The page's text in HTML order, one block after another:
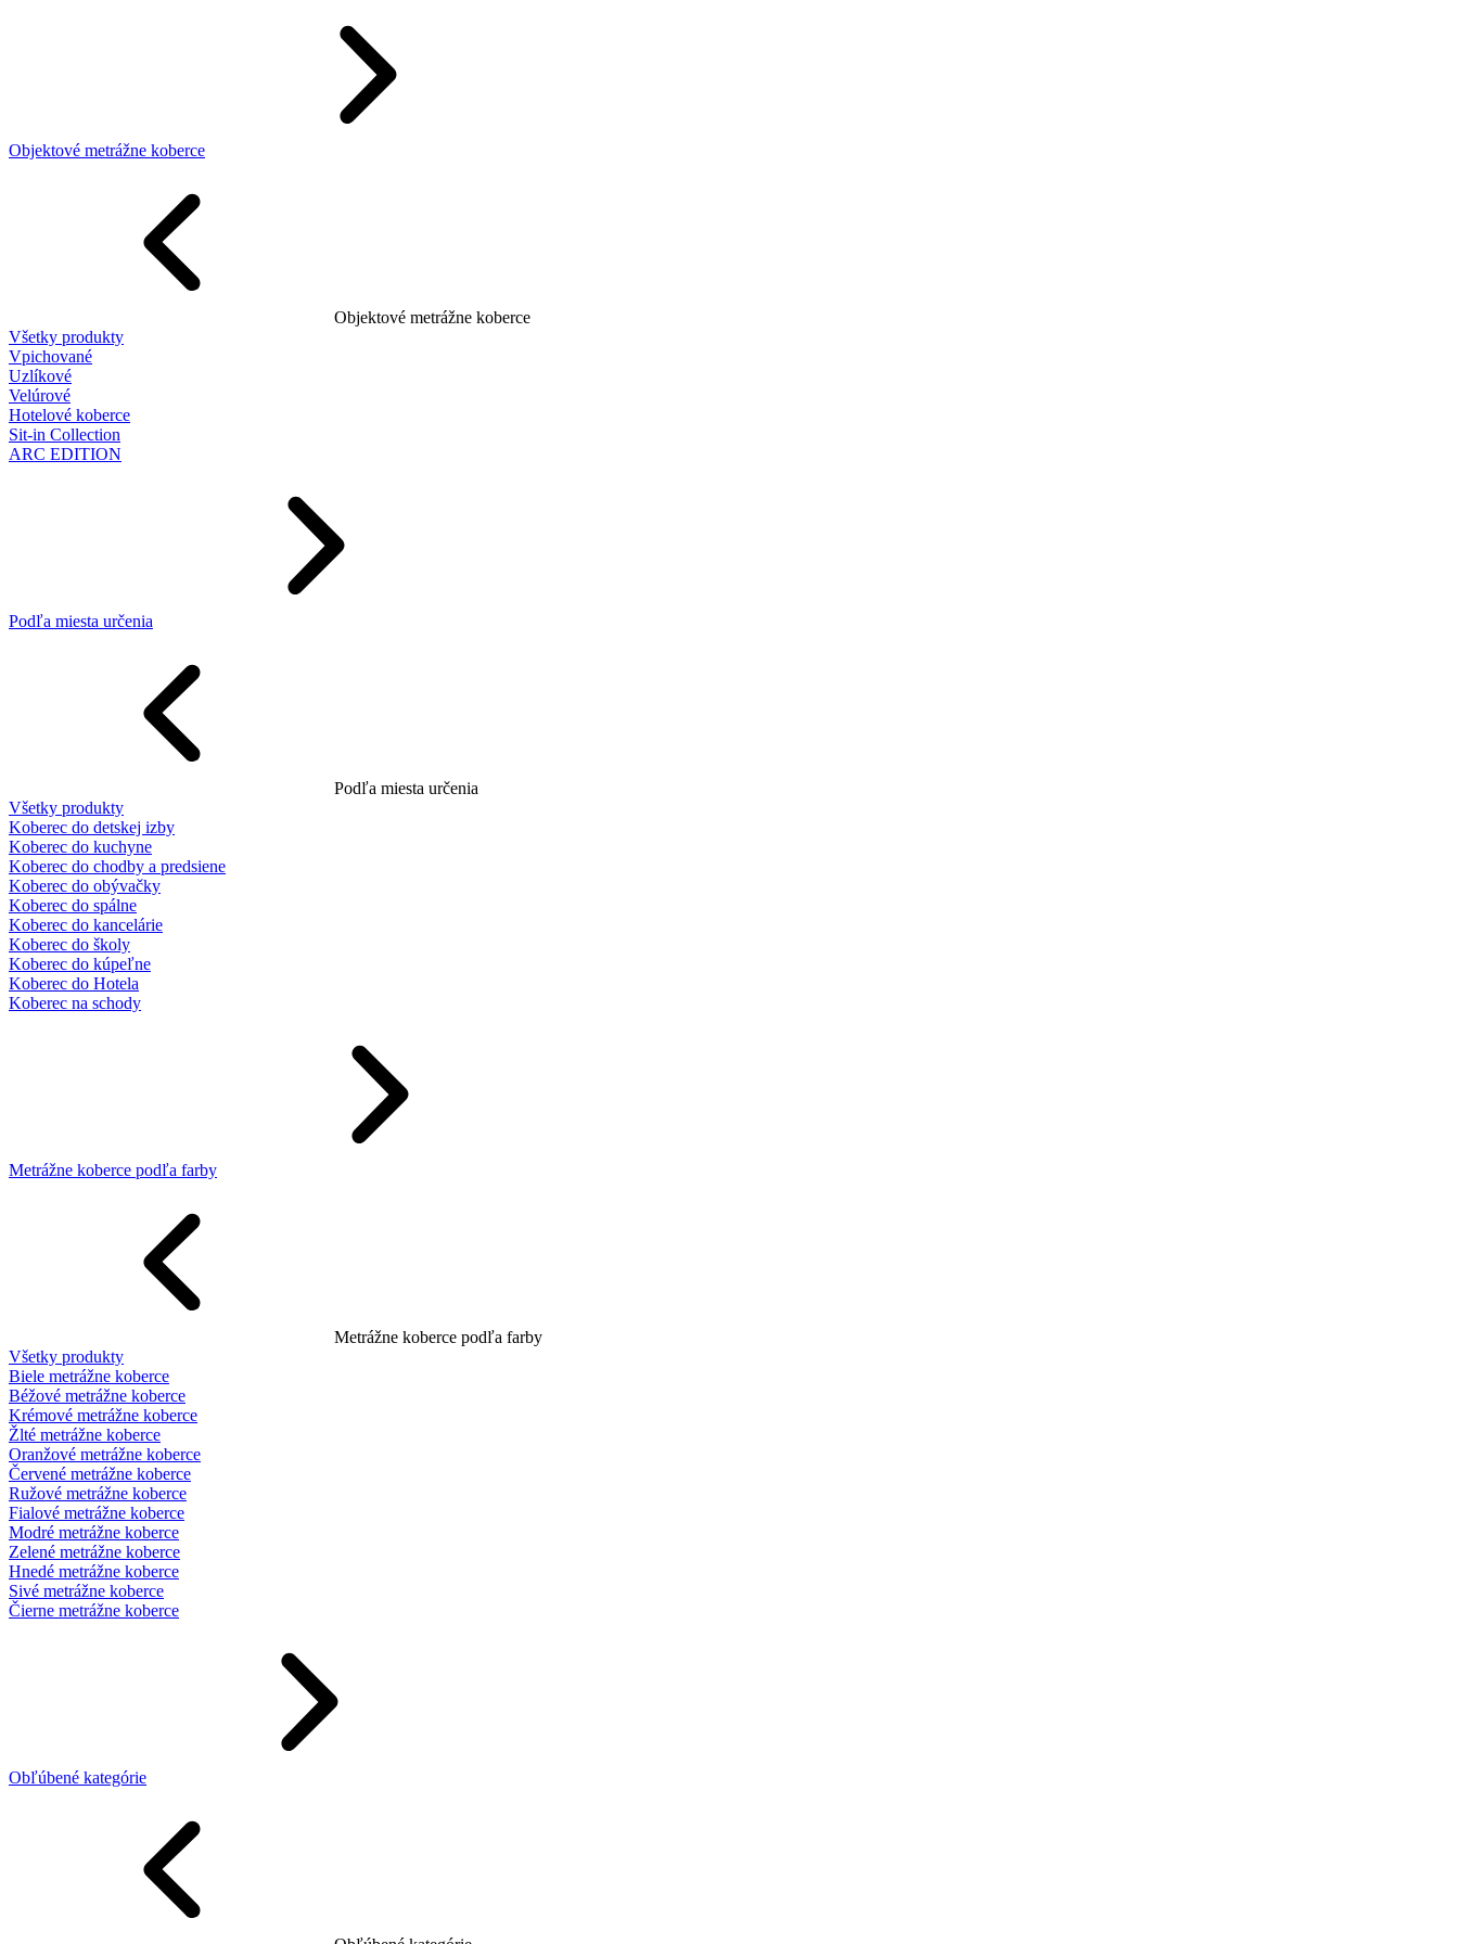
Objektové metrážne koberce
Objektové metrážne koberce
Všetky produkty
Vpichované
Uzlíkové
Velúrové
Hotelové koberce
Sit-in Collection
ARC EDITION
Podľa miesta určenia
Podľa miesta určenia
Všetky produkty
Koberec do detskej izby
Koberec do kuchyne
Koberec do chodby a predsiene
Koberec do obývačky
Koberec do spálne
Koberec do kancelárie
Koberec do školy
Koberec do kúpeľne
Koberec do Hotela
Koberec na schody
Metrážne koberce podľa farby
Metrážne koberce podľa farby
Všetky produkty
Biele metrážne koberce
Béžové metrážne koberce
Krémové metrážne koberce
Žlté metrážne koberce
Oranžové metrážne koberce
Červené metrážne koberce
Ružové metrážne koberce
Fialové metrážne koberce
Modré metrážne koberce
Zelené metrážne koberce
Hnedé metrážne koberce
Sivé metrážne koberce
Čierne metrážne koberce
Obľúbené kategórie